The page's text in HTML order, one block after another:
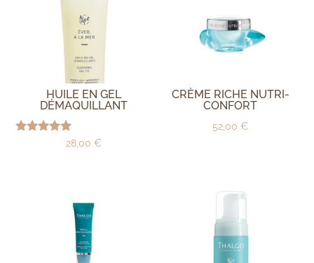
HUILE EN GEL
DÉMAQUILLANT
28,00 €
CRÈME RICHE NUTRI-
CONFORT
52,00€